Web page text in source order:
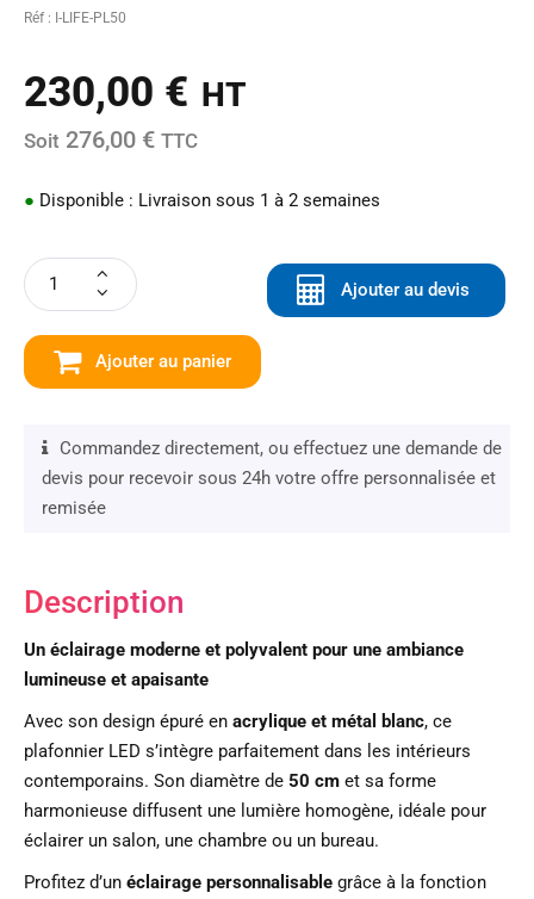
Réf : I-LIFE-PL50
230,00 € HT
Soit 276,00 € TTC
● Disponible : Livraison sous 1 à 2 semaines
Ajouter au panier
Ajouter au devis
Commandez directement, ou effectuez une demande de
devis pour recevoir sous 24h votre offre personnalisée et
remisée
Description
Un éclairage moderne et polyvalent pour une ambiance
lumineuse et apaisante
Avec son design épuré en acrylique et métal blanc, ce
plafonnier LED s’intègre parfaitement dans les intérieurs
contemporains. Son diamètre de 50 cm et sa forme
harmonieuse diffusent une lumière homogène, idéale pour
éclairer un salon, une chambre ou un bureau.
Profitez d’un éclairage personnalisable grâce à la fonction